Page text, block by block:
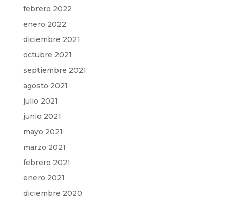
febrero 2022
enero 2022
diciembre 2021
octubre 2021
septiembre 2021
agosto 2021
julio 2021
junio 2021
mayo 2021
marzo 2021
febrero 2021
enero 2021
diciembre 2020